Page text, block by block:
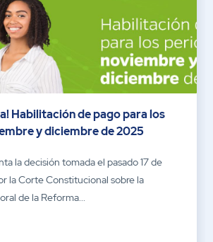
Habilitación de pago para los
y diciembre de 2025
la decisión tomada el pasado 17 de
la Corte Constitucional sobre la
de la Reforma...